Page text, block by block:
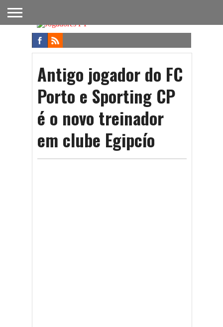
FUTEBOL
NACIONAL
FUTEBOL
INTERNACIONAL
NOTÍCIAS
ONDE
ASSISTIR
FUTEBOL
NA TV
APOSTAS
Antigo jogador do FC
Porto e Sporting CP
é o novo treinador
em clube Egipcío